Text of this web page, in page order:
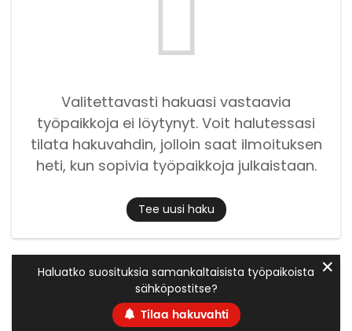
Valitettavasti hakuasi vastaavia
työpaikkoja ei löytynyt. Voit halutessasi
tilata hakuvahdin, jolloin saat ilmoituksen
heti, kun sopivia työpaikkoja julkaistaan.
Tee uusi haku
Haluatko suosituksia samankaltaisista työpaikoista
sähköpostitse?
Tilaa hakuvahti
✕